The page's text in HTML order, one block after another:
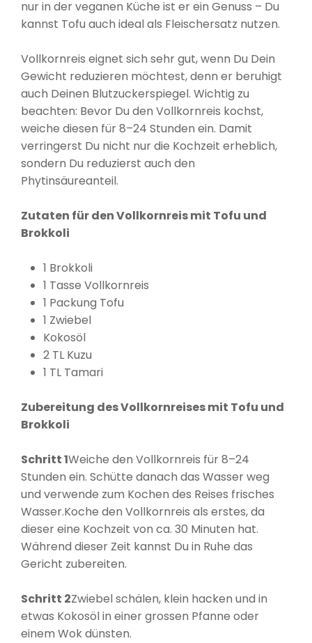
nur in der veganen Küche ist er ein Genuss – Du
kannst Tofu auch ideal als Fleischersatz nutzen.
Vollkornreis eignet sich sehr gut, wenn Du Dein
Gewicht reduzieren möchtest, denn er beruhigt
auch Deinen Blutzuckerspiegel. Wichtig zu
beachten: Bevor Du den Vollkornreis kochst,
weiche diesen für 8–24 Stunden ein. Damit
verringerst Du nicht nur die Kochzeit erheblich,
sondern Du reduzierst auch den
Phytinsäureanteil.
Zutaten für den Vollkornreis mit Tofu und
Brokkoli
1 Brokkoli
1 Tasse Vollkornreis
1 Packung Tofu
1 Zwiebel
Kokosöl
2 TL Kuzu
1 TL Tamari
Zubereitung des Vollkornreises mit Tofu und
Brokkoli
Schritt 1Weiche den Vollkornreis für 8–24
Stunden ein. Schütte danach das Wasser weg
und verwende zum Kochen des Reises frisches
Wasser.Koche den Vollkornreis als erstes, da
dieser eine Kochzeit von ca. 30 Minuten hat.
Während dieser Zeit kannst Du in Ruhe das
Gericht zubereiten.
Schritt 2Zwiebel schälen, klein hacken und in
etwas Kokosöl in einer grossen Pfanne oder
einem Wok dünsten.